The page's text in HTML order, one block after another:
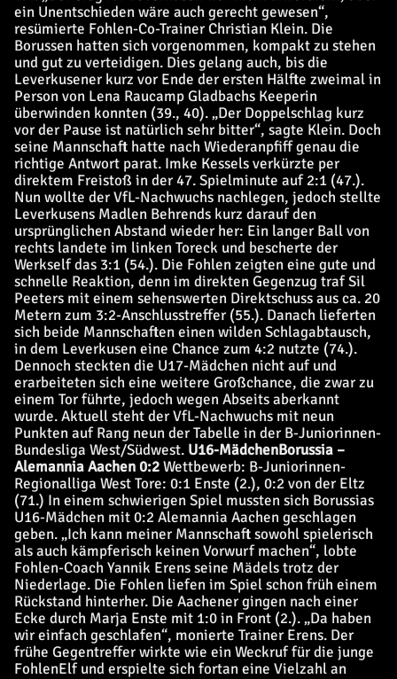
ein Unentschieden wäre auch gerecht gewesen“,
resümierte Fohlen-Co-Trainer Christian Klein. Die
Borussen hatten sich vorgenommen, kompakt zu stehen
und gut zu verteidigen. Dies gelang auch, bis die
Leverkusener kurz vor Ende der ersten Hälfte zweimal in
Person von Lena Raucamp Gladbachs Keeperin
überwinden konnten (39., 40). „Der Doppelschlag kurz
vor der Pause ist natürlich sehr bitter“, sagte Klein. Doch
seine Mannschaft hatte nach Wiederanpfiff genau die
richtige Antwort parat. Imke Kessels verkürzte per
direktem Freistoß in der 47. Spielminute auf 2:1 (47.).
Nun wollte der VfL-Nachwuchs nachlegen, jedoch stellte
Leverkusens Madlen Behrends kurz darauf den
ursprünglichen Abstand wieder her: Ein langer Ball von
rechts landete im linken Toreck und bescherte der
Werkself das 3:1 (54.). Die Fohlen zeigten eine gute und
schnelle Reaktion, denn im direkten Gegenzug traf Sil
Peeters mit einem sehenswerten Direktschuss aus ca. 20
Metern zum 3:2-Anschlusstreffer (55.). Danach lieferten
sich beide Mannschaften einen wilden Schlagabtausch,
in dem Leverkusen eine Chance zum 4:2 nutzte (74.).
Dennoch steckten die U17-Mädchen nicht auf und
erarbeiteten sich eine weitere Großchance, die zwar zu
einem Tor führte, jedoch wegen Abseits aberkannt
wurde. Aktuell steht der VfL-Nachwuchs mit neun
Punkten auf Rang neun der Tabelle in der B-Juniorinnen-
Bundesliga West/Südwest. U16-MädchenBorussia –
Alemannia Aachen 0:2Wettbewerb: B-Juniorinnen-
Regionalliga West Tore: 0:1 Enste (2.), 0:2 von der Eltz
(71.) In einem schwierigen Spiel mussten sich Borussias
U16-Mädchen mit 0:2 Alemannia Aachen geschlagen
geben. „Ich kann meiner Mannschaft sowohl spielerisch
als auch kämpferisch keinen Vorwurf machen“, lobte
Fohlen-Coach Yannik Erens seine Mädels trotz der
Niederlage. Die Fohlen liefen im Spiel schon früh einem
Rückstand hinterher. Die Aachener gingen nach einer
Ecke durch Marja Enste mit 1:0 in Front (2.). „Da haben
wir einfach geschlafen“, monierte Trainer Erens. Der
frühe Gegentreffer wirkte wie ein Weckruf für die junge
FohlenElf und erspielte sich fortan eine Vielzahl an